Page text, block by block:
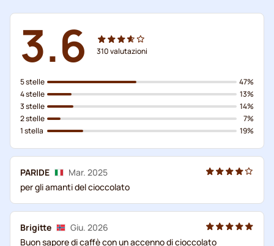
3.6 310valutazioni
5 stelle
4 stelle
3 stelle
2 stelle
1 stella
47%
13%
14%
7%
19%
PARIDE
Mar. 2025
per gli amanti del cioccolato
Brigitte
Giu. 2026
Buon sapore di caffè con un accenno di cioccolato